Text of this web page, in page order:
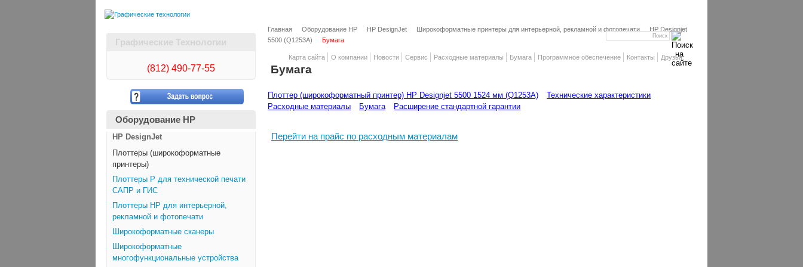
Карта сайта О компании Новости Сервис Расходные материалы Бумага Программное обеспечение Контакты Друзья
Графические Технологии
(812) 490-77-55
Оборудование HP
HP DesignJet
Плоттеры (широкоформатные
принтеры)
Плоттеры Р для технической печати
САПР и ГИС
Плоттеры НР для интерьерной,
рекламной и фотопечати
Широкоформатные сканеры
Широкоформатные
многофункциональные устройства
Главная Оборудование HP HP DesignJet Широкоформатные принтеры для интерьерной, рекламной и фотопечати
HP Designjet
5500 (Q1253A)
Бумага
Бумага
Плоттер (широкоформатный принтер) HP Designjet 5500 1524 мм (Q1253A)
Технические характеристики
Расходные материалы
Бумага Расширение стандартной гарантии
Перейти на прайс по расходным материалам